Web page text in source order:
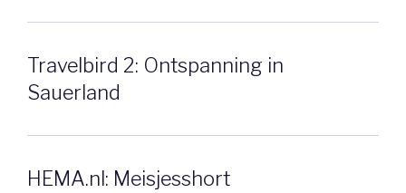
Travelbird 2: Ontspanning in
Sauerland
HEMA.nl: Meisjesshort